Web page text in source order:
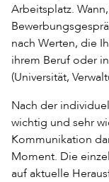
Arbeitsplatz.
nach Werten, die
ihrem Beruf oder
(Universität,
Nach der
wichtig und sehr
Kommunikation
Moment. Die
auf aktuelle